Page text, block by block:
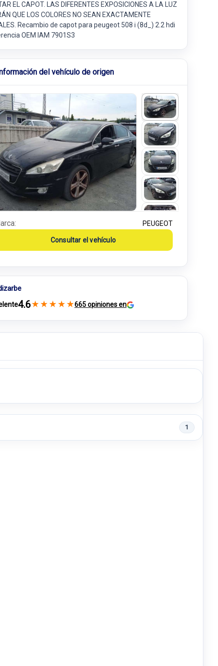
EL CAPOT. LAS DIFERENTES EXPOSICIONES A LA LUZ
QUE LOS COLORES NO SEAN EXACTAMENTE
Recambio de capot para peugeot 508 i (8d_) 2.2 hdi
OEM IAM 7901S3
del vehículo de origen
PEUGEOT
Consultar el vehículo
4.6★ ★ ★ ★ ★665 opiniones en
1